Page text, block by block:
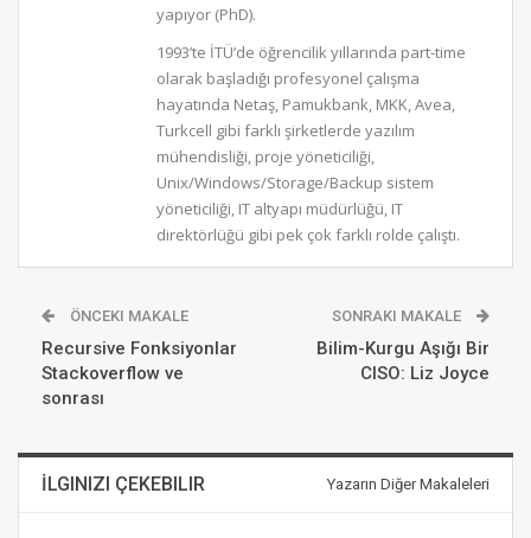
yapıyor (PhD).
1993’te İTÜ’de öğrencilik yıllarında part-time
olarak başladığı profesyonel çalışma
hayatında Netaş, Pamukbank, MKK, Avea,
Turkcell gibi farklı şirketlerde yazılım
mühendisliği, proje yöneticiliği,
Unix/Windows/Storage/Backup sistem
yöneticiliği, IT altyapı müdürlüğü, IT
direktörlüğü gibi pek çok farklı rolde çalıştı.
ÖNCEKI MAKALE
Recursive Fonksiyonlar
Stackoverflow ve
sonrası
SONRAKI MAKALE
Bilim-Kurgu Aşığı Bir
CISO: Liz Joyce
İLGINIZI ÇEKEBILIR Yazarın Diğer Makaleleri